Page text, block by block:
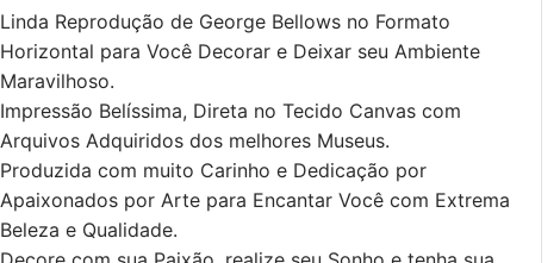
Linda Reprodução de George Bellows no Formato
Horizontal para Você Decorar e Deixar seu Ambiente
Maravilhoso.
Impressão Belíssima, Direta no Tecido Canvas com
Arquivos Adquiridos dos melhores Museus.
Produzida com muito Carinho e Dedicação por
Apaixonados por Arte para Encantar Você com Extrema
Beleza e Qualidade.